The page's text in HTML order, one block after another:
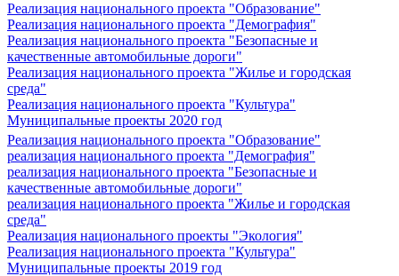
Реализация национального проекта "Образование"
Реализация национального проекта "Демография"
Реализация национального проекта "Безопасные и
качественные автомобильные дороги"
Реализация национального проекта "Жилье и городская
среда"
Реализация национального проекта "Культура"
Муниципальные проекты 2020 год
Реализация национального проекта "Образование"
реализация национального проекта "Демография"
реализация национального проекта "Безопасные и
качественные автомобильные дороги"
реализация национального проекта "Жилье и городская
среда"
Реализация национального проекты "Экология"
Реализация национального проекта "Культура"
Муниципальные проекты 2019 год